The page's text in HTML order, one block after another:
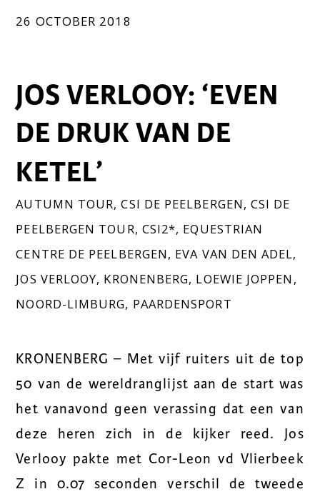
26 OCTOBER 2018
JOS VERLOOY: ‘EVEN
DE DRUK VAN DE
KETEL’
AUTUMN TOUR,CSI DE PEELBERGEN,CSI DE
PEELBERGEN TOUR, CSI2*, EQUESTRIAN
CENTRE DE PEELBERGEN, EVA VAN DEN ADEL,
JOS VERLOOY, KRONENBERG, LOEWIE JOPPEN,
NOORD-LIMBURG, PAARDENSPORT
KRONENBERG – Met vijf ruiters uit de top
50 van de wereldranglijst aan de start was
het vanavond geen verassing dat een van
deze heren zich in de kijker reed. Jos
Verlooy pakte met Cor-Leon vd Vlierbeek
Z in 0.07 seconden verschil de tweede